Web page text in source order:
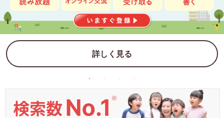
詳しく見る